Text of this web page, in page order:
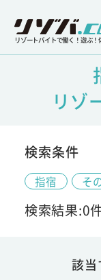
リゾートバイトで働く！遊ぶ！
リゾ
検索条件
指宿 そ
検索結果:0
該当